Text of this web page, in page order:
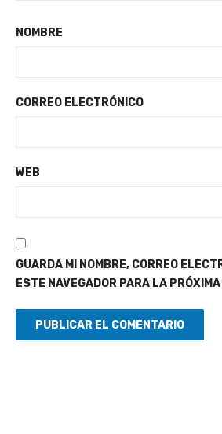
NOMBRE
CORREO ELECTRÓNICO
WEB
GUARDA MI NOMBRE, CORREO
ESTE NAVEGADOR PARA LA